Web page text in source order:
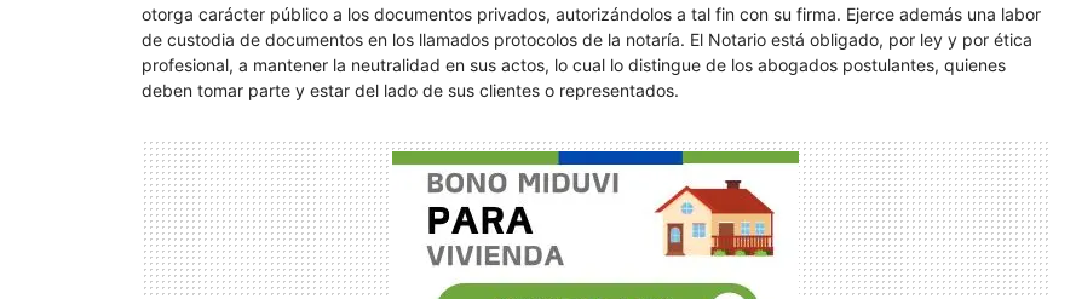
otorga carácter público a los documentos privados, autorizándolos a tal fin con su firma. Ejerce además una labor
de custodia de documentos en los llamados protocolos de la notaría. El Notario está obligado, por ley y por ética
profesional, a mantener la neutralidad en sus actos, lo cual lo distingue de los abogados postulantes, quienes
deben tomar parte y estar del lado de sus clientes o representados.